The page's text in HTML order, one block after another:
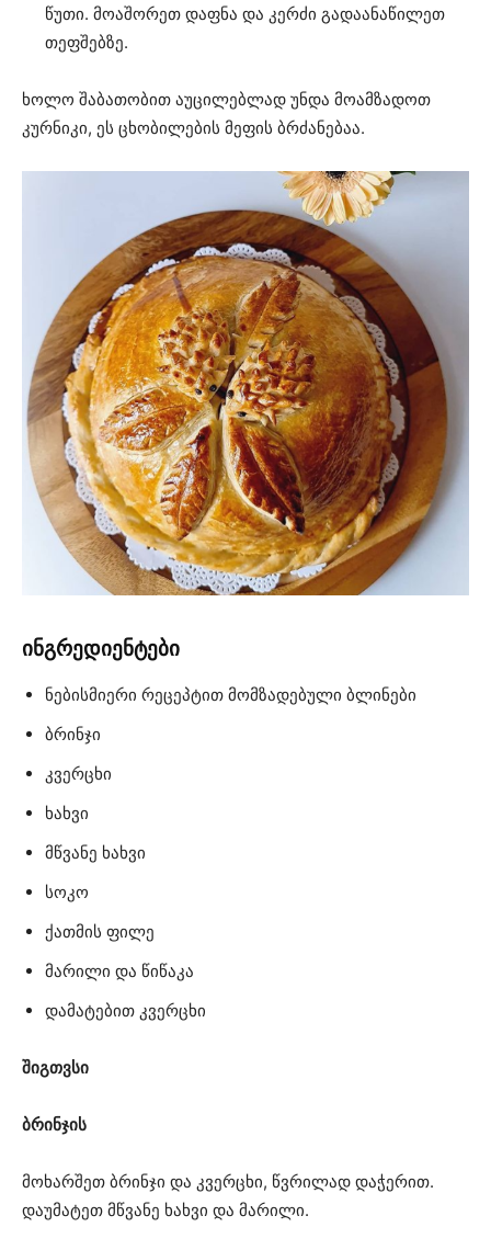
წუთი. მოაშორეთ დაფნა და კერძი გადაანაწილეთ
თეფშებზე.
ხოლო შაბათობით აუცილებლად უნდა მოამზადოთ
კურნიკი, ეს ცხობილების მეფის ბრძანებაა.
ინგრედიენტები
ნებისმიერი რეცეპტით მომზადებული ბლინები
ბრინჯი
კვერცხი
ხახვი
მწვანე ხახვი
სოკო
ქათმის ფილე
მარილი და წიწაკა
დამატებით კვერცხი
შიგთვსი
ბრინჯის
მოხარშეთ ბრინჯი და კვერცხი, წვრილად დაჭერით.
დაუმატეთ მწვანე ხახვი და მარილი.